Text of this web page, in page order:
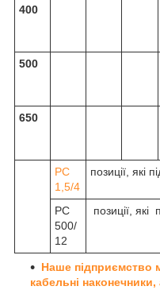
400
500
650
РС
1,5/4
позиції, які
РС
500/
12
позиції, які
Наше підприємство
кабельні